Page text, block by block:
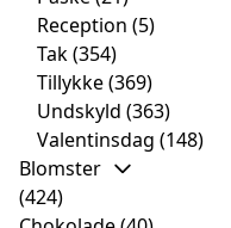
Reception (5)
Tak(354)
Tillykke(369)
Undskyld (363)
Valentinsdag (148)
Blomster
(424)